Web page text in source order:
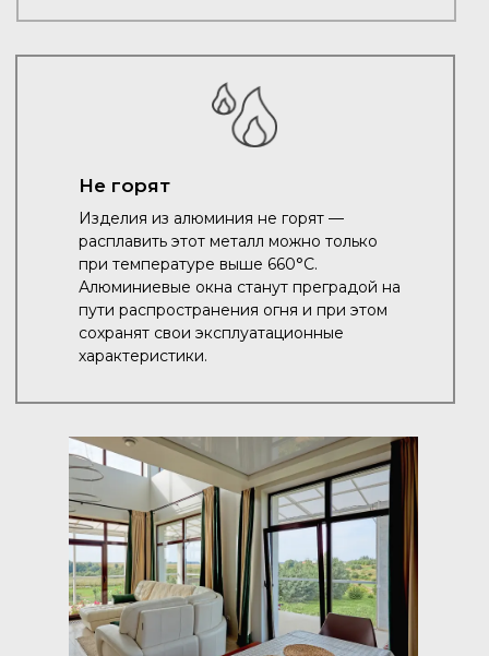
Не горят
Изделия из алюминия не горят —
расплавить этот металл можно только
при температуре выше 660°C.
Алюминиевые окна станут преградой на
пути распространения огня и при этом
сохранят свои эксплуатационные
характеристики.